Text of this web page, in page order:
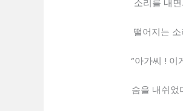
소리를 내
떨어지는
“아가씨 ! 이
숨을 내쉬었